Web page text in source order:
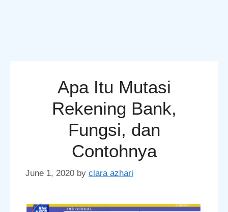
Apa Itu Mutasi
Rekening Bank,
Fungsi, dan
Contohnya
June 1, 2020 by clara azhari